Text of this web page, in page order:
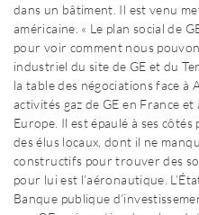
dans un bâtiment. Il est venu
américaine. « Le plan social de
pour voir comment nous
industriel du site de GE et du
la table des négociations face
activités gaz de GE en France
Europe. Il est épaulé à ses
des élus locaux, dont il ne
constructifs pour trouver des
pour lui est l’aéronautique.
Banque publique